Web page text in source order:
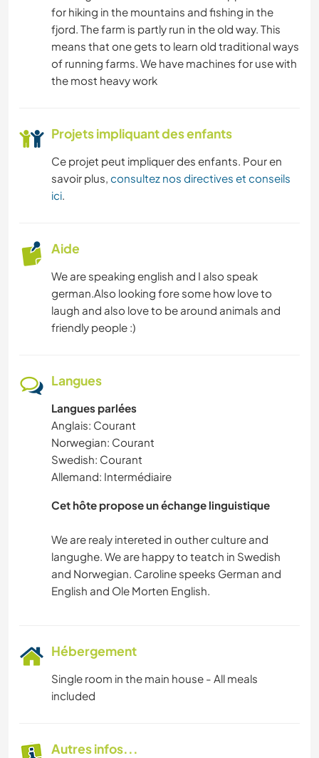
for hiking in the mountains and fishing in the
fjord. The farm is partly run in the old way. This
means that one gets to learn old traditional ways
of running farms. We have machines for use with
the most heavy work
Projets impliquant des enfants
Ce projet peut impliquer des enfants. Pour en
savoir plus, consultez nos directives et conseils
ici.
Aide
We are speaking english and I also speak
german.Also looking fore some how love to
laugh and also love to be around animals and
friendly people :)
Langues
Langues parlées
Anglais: Courant
Norwegian: Courant
Swedish: Courant
Allemand: Intermédiaire
Cet hôte propose un échange linguistique
We are realy intereted in outher culture and
langughe. We are happy to teatch in Swedish
and Norwegian. Caroline speeks German and
Hébergement
Single room in the main house - All meals
included
Autres infos...